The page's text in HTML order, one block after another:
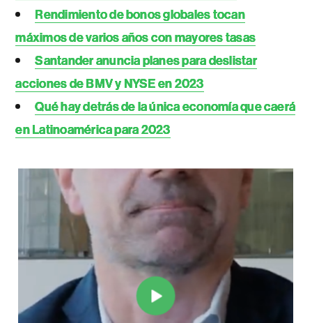
Rendimiento de bonos globales tocan
máximos de varios años con mayores tasas
Santander anuncia planes para deslistar
acciones de BMV y NYSE en 2023
Qué hay detrás de la única economía que caerá
en Latinoamérica para 2023